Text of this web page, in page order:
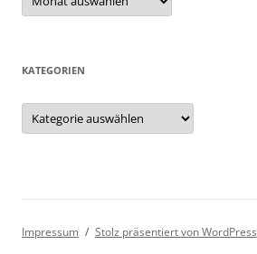
KATEGORIEN
Kategorien
Impressum Stolz präsentiert von WordPress